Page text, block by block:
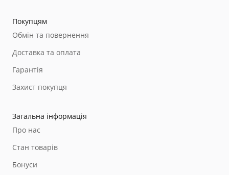
Покупцям
Обмін та повернення
Доставка та оплата
Гарантія
Захист покупця
Загальна інформація
Про нас
Стан товарів
Бонуси